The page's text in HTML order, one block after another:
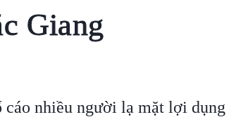
Giang
nhiều người lạ mặt lợi dụng